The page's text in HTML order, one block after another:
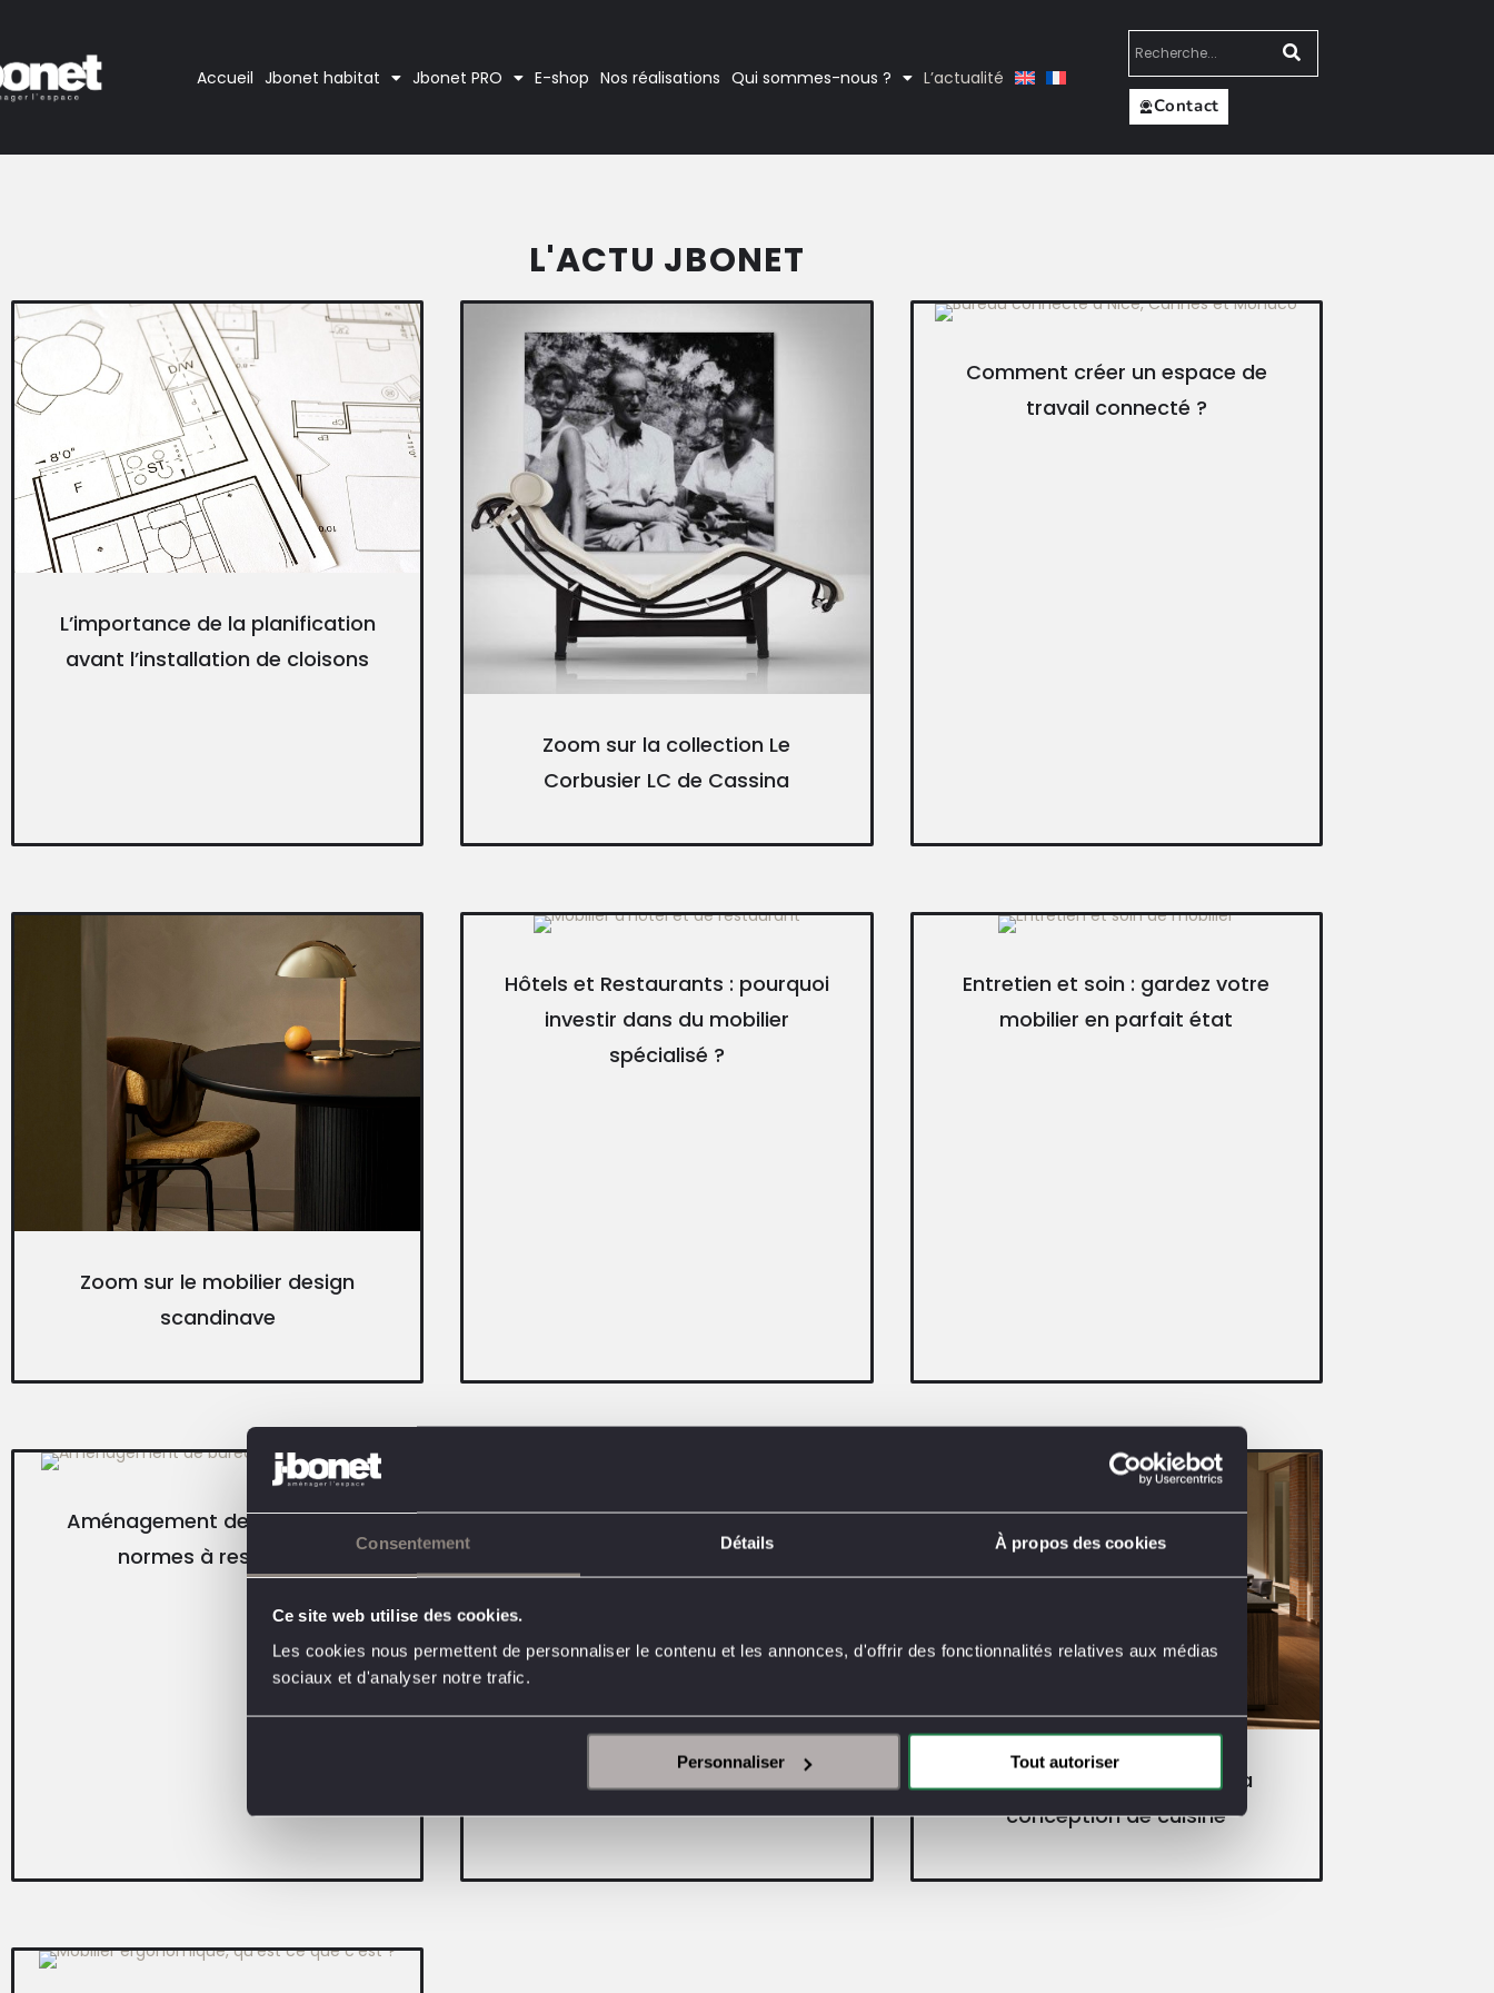
Consentement Détails À propos des cookies
Ce site web utilise des cookies.
Les cookies nous permettent de personnaliser le contenu et les annonces, d'offrir des fonctionnalités relatives aux médias
sociaux et d'analyser notre trafic.
Personnaliser Tout autoriser
Accueil Jbonet habitat Jbonet PRO E-shop Nos réalisations Qui sommes-nous ?
L’actualité
Contact
L'ACTU JBONET
L’importance de la planification
avant l’installation de cloisons
Zoom sur la collection Le
Corbusier LC de Cassina
Comment créer un espace de
travail connecté ?
Zoom sur le mobilier design
scandinave
Hôtels et Restaurants : pourquoi
investir dans du mobilier
spécialisé ?
Entretien et soin : gardez votre
mobilier en parfait état
Aménagement de bureau : les
normes à respecter
Dans les coulisses de notre
bureau d’études avec Audrey et
Dada Engineered, l’art de la
conception de cuisine